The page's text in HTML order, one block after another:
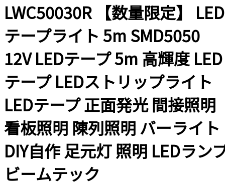
LWC50030R 【数量限定】 LED
テープライト 5m SMD5050
12V LEDテープ 5m 高輝度 LED
テープ LEDストリップライト
LEDテープ 正面発光 間接照明
看板照明 陳列照明 バーライト
DIY自作 足元灯 照明 LEDラン
ビームテック